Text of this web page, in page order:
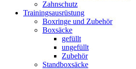
Zahnschutz
Trainingsausrüstung
Boxringe und Zubehör
Boxsäcke
gefüllt
ungefüllt
Zubehör
Standboxsäcke